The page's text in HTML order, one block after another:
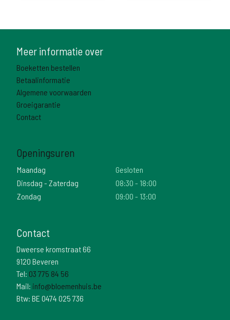
Meer informatie over
Boeketten bestellen
Betaalinformatie
Algemene voorwaarden
Groeigarantie
Contact
Openingsuren
Maandag
Gesloten
Dinsdag - Zaterdag
08:30 - 18:00
Zondag
09:00 - 13:00
Contact
Dweerse kromstraat 66
9120 Beveren
Tel: 03 775 84 56
Mail: info@bloemenhuis.be
Btw: BE 0474 025 736